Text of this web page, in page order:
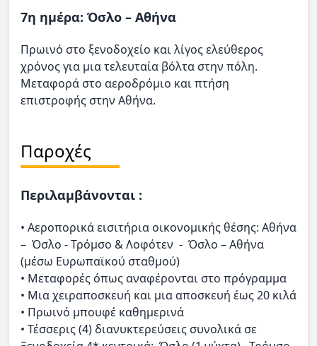
7η ημέρα: Όσλο – Αθήνα
Πρωινό στο ξενοδοχείο και λίγος ελεύθερος
χρόνος για μια τελευταία βόλτα στην πόλη.
Μεταφορά στο αεροδρόμιο και πτήση
επιστροφής στην Αθήνα.
Παροχές
Περιλαμβάνονται :
• Αεροπορικά εισιτήρια οικονομικής θέσης: Αθήνα
– Όσλο - Τρόμσο & Λοφότεν - Όσλο – Αθήνα
(μέσω Ευρωπαϊκού σταθμού)
• Μεταφορές όπως αναφέρονται στο πρόγραμμα
• Μια χειραποσκευή και μια αποσκευή έως 20 κιλά
• Πρωινό μπουφέ καθημερινά
• Τέσσερις (4) διανυκτερεύσεις συνολικά σε